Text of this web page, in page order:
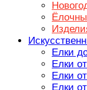
Елки
Елки
Елки
Елки